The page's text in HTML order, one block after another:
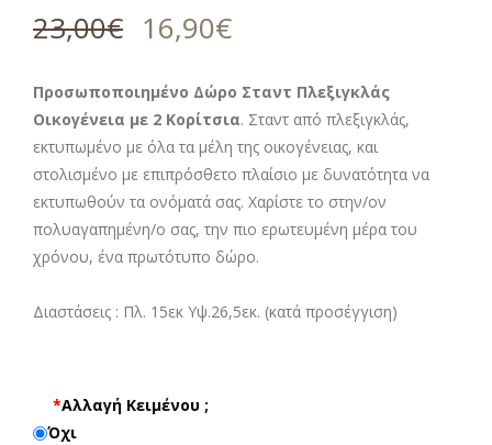
23,00€ 16,90€
Προσωποποιημένο Δώρο Σταντ Πλεξιγκλάς
Οικογένεια με 2 Κορίτσια. Σταντ από πλεξιγκλάς,
εκτυπωμένο με όλα τα μέλη της οικογένειας, και
στολισμένο με επιπρόσθετο πλαίσιο με δυνατότητα να
εκτυπωθούν τα ονόματά σας. Χαρίστε το στην/ον
πολυαγαπημένη/ο σας, την πιο ερωτευμένη μέρα του
χρόνου, ένα πρωτότυπο δώρο.
Διαστάσεις : Πλ. 15εκ Υψ.26,5εκ. (κατά προσέγγιση)
*Αλλαγή Κειμένου ;
Όχι